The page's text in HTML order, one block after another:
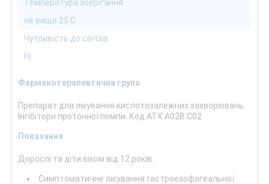
Температура зберігання
не вище 25 С
Чутливість до світла
Ні
Фармакотерапевтична група
Препарат для лікування кислотозалежних захворювань.
Інгібітори протонної помпи. Код АТХ А02В С02.
Показання
Дорослі та діти віком від 12 років.
Симптоматичне лікування гастроезофагеальної